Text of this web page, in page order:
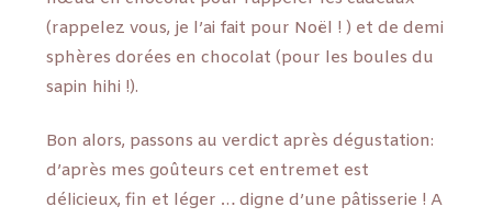
(rappelez vous, je l’ai fait pour Noël ! ) et de demi
sphères dorées en chocolat (pour les boules du
sapin hihi !).
Bon alors, passons au verdict après dégustation:
d’après mes goûteurs cet entremet est
délicieux, fin et léger … digne d’une pâtisserie ! A